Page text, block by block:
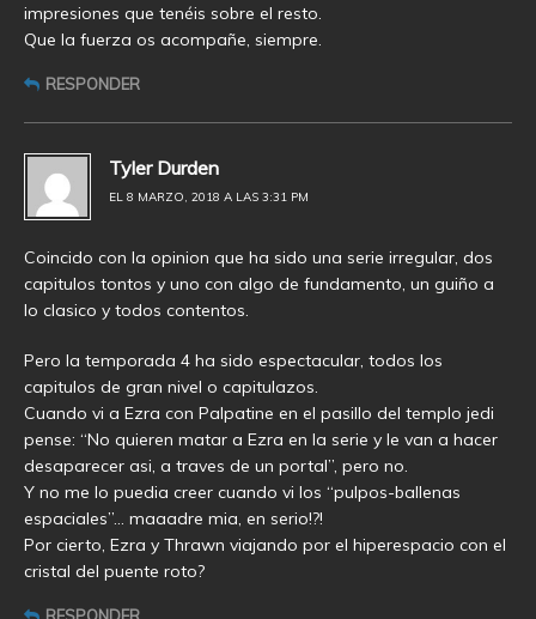
impresiones que tenéis sobre el resto.
Que la fuerza os acompañe, siempre.
RESPONDER
Tyler Durden
EL 8 MARZO, 2018 A LAS 3:31 PM
Coincido con la opinion que ha sido una serie irregular, dos
capitulos tontos y uno con algo de fundamento, un guiño a
lo clasico y todos contentos.
Pero la temporada 4 ha sido espectacular, todos los
capitulos de gran nivel o capitulazos.
Cuando vi a Ezra con Palpatine en el pasillo del templo jedi
pense: “No quieren matar a Ezra en la serie y le van a hacer
desaparecer asi, a traves de un portal”, pero no.
Y no me lo puedia creer cuando vi los “pulpos-ballenas
espaciales”… maaadre mia, en serio!?!
Por cierto, Ezra y Thrawn viajando por el hiperespacio con el
cristal del puente roto?